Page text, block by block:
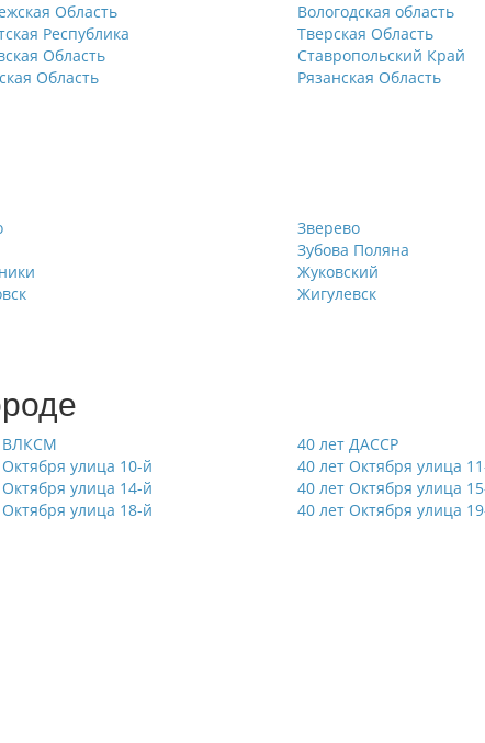
Область Вологодская область
Республика Тверская Область
Область Ставропольский Край
Область Рязанская Область
Зверево
Зубова Поляна
Жуковский
Жигулевск
ВЛКСМ 40 лет ДАССР
улица 10-й 40 лет Октября улица
улица 14-й 40 лет Октября улица
улица 18-й 40 лет Октября улица